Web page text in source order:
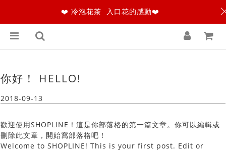
你好！ HELLO!
2018-09-13
歡迎使用SHOPLINE！這是你部落格的第一篇文章。你可以編輯或
刪除此文章，開始寫部落格吧！
Welcome to SHOPLINE! This is your first post. Edit or
❤️ 冷泡花茶 入口花的感動❤️